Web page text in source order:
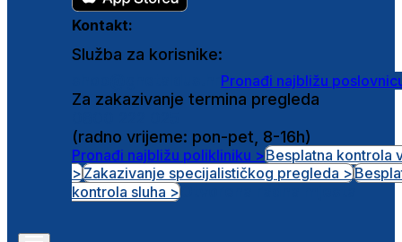
Kontakt:
Služba za korisnike:
Pronađi najbližu
Za zakazivanje termina pregleda
(radno vrijeme: pon-pet, 8-16h)
Pronađi najbližu polikliniku >Besplatna kontrola
>Zakazivanje specijalističkog pregleda >
kontrola sluha >